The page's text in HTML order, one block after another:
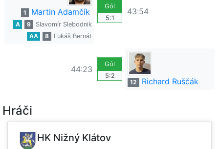
1 Martin Adamčík
A 9
Slavomír Slebodnik
AA
8 Lukáš Bernát
Gól
5:1
43:54
44:23
Gól
5:2
12
Richard Ruščák
Hráči
HK Nižný Klátov